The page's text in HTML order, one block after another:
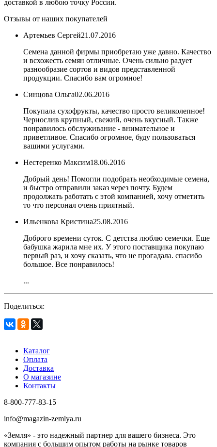
доставкой в любою точку России.
Отзывы от наших покупателей
Артемьев Сергей21.07.2016
Семена данной фирмы приобретаю уже давно. Качество
и всхожесть семян отличные. Очень сильно радует
разнообразие сортов и видов представленной
продукции. Спасибо вам огромное!
Синцова Ольга02.06.2016
Покупала сухофрукты, качество просто великолепное!
Чернослив крупный, свежий, очень вкусный. Также
понравилось обслуживание - внимательное и
приветливое. Спасибо огромное, буду пользоваться
вашими услугами.
Нестеренко Максим18.06.2016
Добрый день! Помогли подобрать необходимые семена,
и быстро отправили заказ через почту. Будем
продолжать работать с этой компанией, хочу отметить
то что персонал очень приятный.
Ильенкова Кристина25.08.2016
Доброго времени суток. С детства люблю семечки. Еще
бабушка жарила мне их. У этого поставщика покупаю
первый раз, и хочу сказать, что не прогадала. спасибо
большое. Все понравилось!
...
Поделиться:
Каталог
Оплата
Доставка
О магазине
Контакты
8-800-777-83-15
info@magazin-zemlya.ru
«Земля» - это надежный партнер для вашего бизнеса. Это
компания с большим опытом работы на рынке товаров